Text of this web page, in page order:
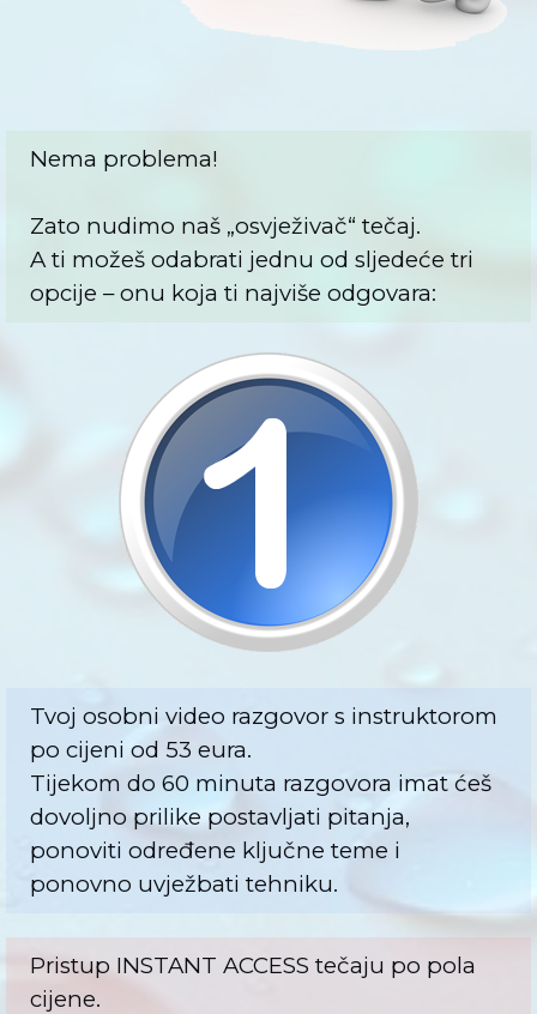
Nema problema!
Zato nudimo naš „osvježivač“ tečaj.
A ti možeš odabrati jednu od sljedeće tri
opcije – onu koja ti najviše odgovara:
Tvoj osobni video razgovor s instruktorom
po cijeni od 53 eura.
Tijekom do 60 minuta razgovora imat ćeš
dovoljno prilike postavljati pitanja,
ponoviti određene ključne teme i
ponovno uvježbati tehniku.
Pristup INSTANT ACCESS tečaju po pola
cijene.